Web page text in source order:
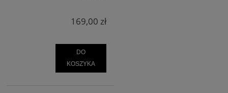
169,00 zł
DO
KOSZYKA